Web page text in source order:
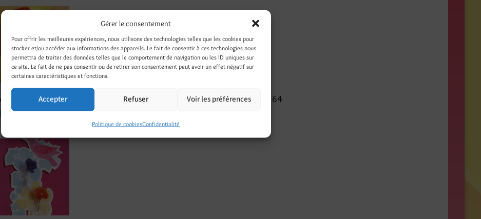
Gérer le consentement
Pour offrir les meilleures expériences, nous utilisons des technologies telles que les cookies pour
stocker et/ou accéder aux informations des appareils. Le fait de consentir à ces technologies nous
permettra de traiter des données telles que le comportement de navigation ou les ID uniques sur
ce site. Le fait de ne pas consentir ou de retirer son consentement peut avoir un effet négatif sur
certaines caractéristiques et fonctions.
Accepter Refuser Voir les préférences
Politique de cookiesConfidentialité
en Toile Cirée / Textes, créations et réalisations / 2008 / Tana Éditions / 64
Photos Bertrand Loquet/www.tana.fr